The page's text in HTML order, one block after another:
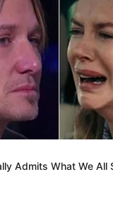
Admits What We All